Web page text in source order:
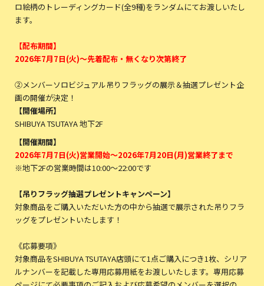
ロ絵柄のトレーディングカード(全9種)をランダムにてお渡しいたし
ます。
【配布期間】
2026年7月7日(火)～先着配布・無くなり次第終了
②メンバーソロビジュアル吊りフラッグの展示＆抽選プレゼント企
画の開催が決定！
【開催場所】
SHIBUYA TSUTAYA 地下2F
【開催期間】
2026年7月7日(火)営業開始～2026年7月20日(月)営業終了まで
※地下2Fの営業時間は10:00～22:00です
【吊りフラッグ抽選プレゼントキャンペーン】
対象商品をご購入いただいた方の中から抽選で展示された吊りフラ
ッグをプレゼントいたします！
《応募要項》
対象商品をSHIBUYA TSUTAYA店頭にて1点ご購入につき1枚、シリア
ルナンバーを記載した専用応募用紙をお渡しいたします。専用応募